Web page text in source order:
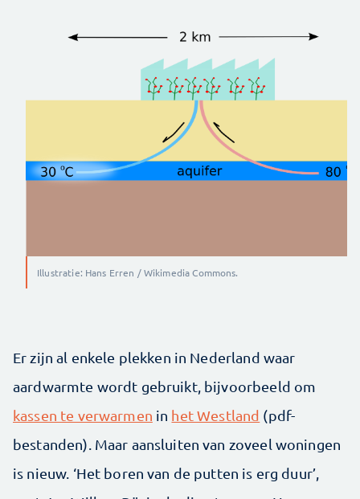
Illustratie: Hans Erren / Wikimedia Commons.
Er zijn al enkele plekken in Nederland waar
aardwarmte wordt gebruikt, bijvoorbeeld om
kassen te verwarmen in het Westland (pdf-
bestanden). Maar aansluiten van zoveel woningen
is nieuw. ‘Het boren van de putten is erg duur’,